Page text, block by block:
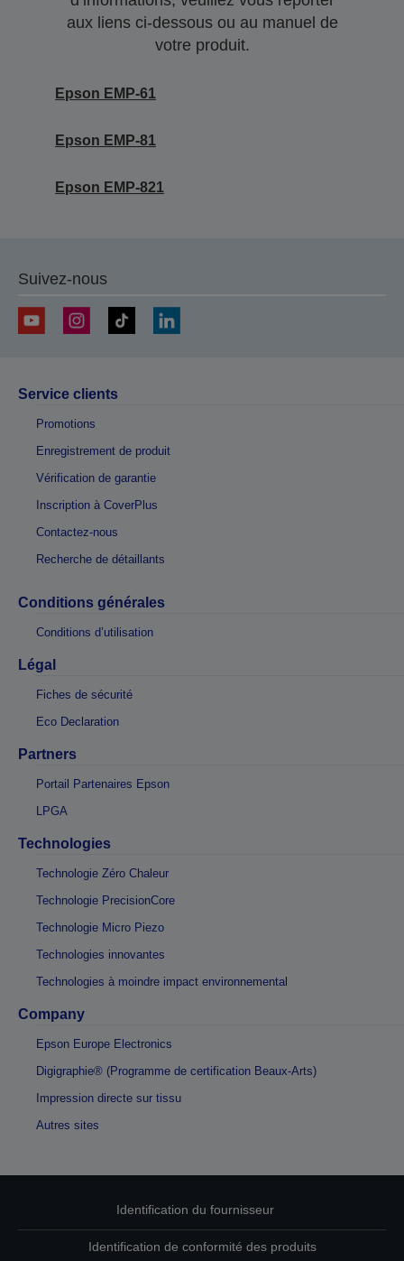
aux liens ci-dessous ou au manuel de
votre produit.
Epson EMP-61
Epson EMP-81
Epson EMP-821
Suivez-nous
Service clients
Promotions
Enregistrement de produit
Vérification de garantie
Inscription à CoverPlus
Contactez-nous
Recherche de détaillants
Conditions générales
Conditions d’utilisation
Légal
Fiches de sécurité
Eco Declaration
Partners
Portail Partenaires Epson
LPGA
Technologies
Technologie Zéro Chaleur
Technologie PrecisionCore
Technologie Micro Piezo
Technologies innovantes
Technologies à moindre impact environnemental
Company
Epson Europe Electronics
Digigraphie® (Programme de certification Beaux-Arts)
Impression directe sur tissu
Autres sites
Identification du fournisseur
Identification de conformité des produits